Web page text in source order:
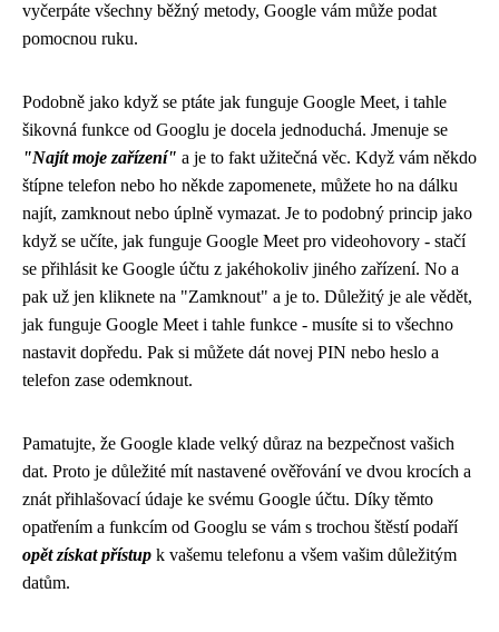
vyčerpáte všechny běžný metody, Google vám může podat
pomocnou ruku.
Podobně jako když se ptáte jak funguje Google Meet, i tahle
šikovná funkce od Googlu je docela jednoduchá. Jmenuje se
"Najít moje zařízení" a je to fakt užitečná věc. Když vám někdo
štípne telefon nebo ho někde zapomenete, můžete ho na dálku
najít, zamknout nebo úplně vymazat. Je to podobný princip jako
když se učíte, jak funguje Google Meet pro videohovory - stačí
se přihlásit ke Google účtu z jakéhokoliv jiného zařízení. No a
pak už jen kliknete na "Zamknout" a je to. Důležitý je ale vědět,
jak funguje Google Meet i tahle funkce - musíte si to všechno
nastavit dopředu. Pak si můžete dát novej PIN nebo heslo a
telefon zase odemknout.
Pamatujte, že Google klade velký důraz na bezpečnost vašich
dat. Proto je důležité mít nastavené ověřování ve dvou krocích a
znát přihlašovací údaje ke svému Google účtu. Díky těmto
opatřením a funkcím od Googlu se vám s trochou štěstí podaří
opět získat přístup k vašemu telefonu a všem vašim důležitým
datům.